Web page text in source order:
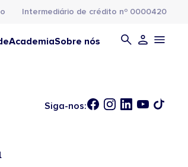
Intermediário de crédito nº 0000420
AcademiaSobre nós
Siga-nos: